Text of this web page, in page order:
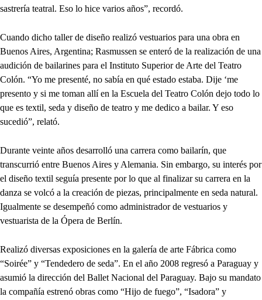
sastrería teatral. Eso lo hice varios años”, recordó.
Cuando dicho taller de diseño realizó vestuarios para una obra en
Buenos Aires, Argentina; Rasmussen se enteró de la realización de una
audición de bailarines para el Instituto Superior de Arte del Teatro
Colón. “Yo me presenté, no sabía en qué estado estaba. Dije ‘me
presento y si me toman allí en la Escuela del Teatro Colón dejo todo lo
que es textil, seda y diseño de teatro y me dedico a bailar. Y eso
sucedió”, relató.
Durante veinte años desarrolló una carrera como bailarín, que
transcurrió entre Buenos Aires y Alemania. Sin embargo, su interés por
el diseño textil seguía presente por lo que al finalizar su carrera en la
danza se volcó a la creación de piezas, principalmente en seda natural.
Igualmente se desempeñó como administrador de vestuarios y
vestuarista de la Ópera de Berlín.
Realizó diversas exposiciones en la galería de arte Fábrica como
“Soirée” y “Tendedero de seda”. En el año 2008 regresó a Paraguay y
asumió la dirección del Ballet Nacional del Paraguay. Bajo su mandato
la compañía estrenó obras como “Hijo de fuego”, “Isadora” y